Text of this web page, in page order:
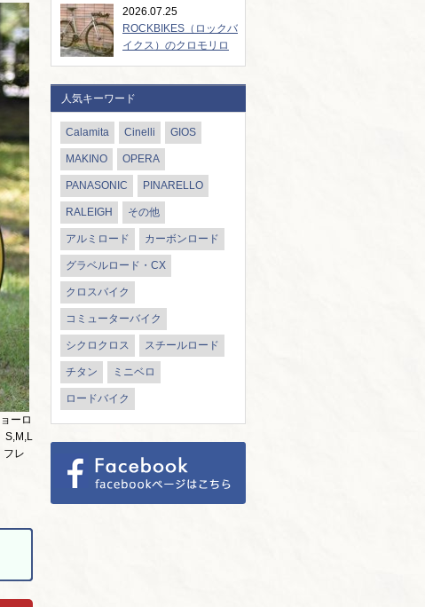
ーロ
S,M,L
フレ
2026.07.25
ROCKBIKES（ロックバ
イクス）のクロモリロ
人気キーワード
Calamita Cinelli GIOS
MAKINO OPERA
PANASONIC PINARELLO
RALEIGH その他
アルミロード カーボンロード
グラベルロード・CX
クロスバイク
コミューターバイク
シクロクロス スチールロード
チタン ミニベロ
ロードバイク